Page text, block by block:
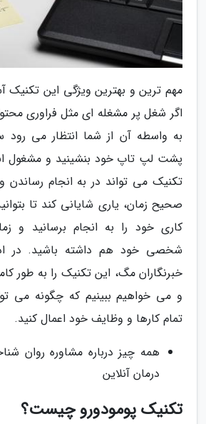
مهم ترین و بهترین ویژگی این
اگر شغل پر مشغله ای مثل فراوری
به واسطه آن از شما انتظار می
پشت لپ تاپ خود بنشینید و مشغول
تکنیک می تواند در به انجام رساندن
صحیح زمان، یاری شایانی کند تا
کاری خود را به انجام برسانید و
شخصی خود هم داشته باشید. در
خبرنگاران مگ، این تکنیک را به طور
و می خواهیم ببینیم که چگونه می
تمام کارها و وظایف خود اعمال کنید.
همه چیز درباره مشاوره روان
درمان آنلاین
تکنیک پومودورو چیست؟